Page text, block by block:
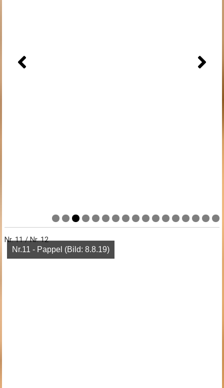
Nr. 11 / Nr. 12
Nr.11 - Pappel (Bild: 8.8.19)